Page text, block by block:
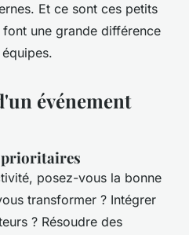
Et ce sont ces petits
une grande différence
événement
prioritaires
posez-vous la bonne
transformer ? Intégrer
? Résoudre des